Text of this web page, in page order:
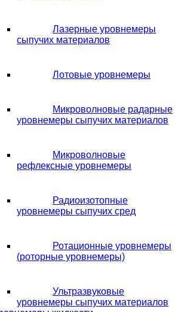
Лазерные уровнемеры
сыпучих материалов
Лотовые уровнемеры
Микроволновые радарные
уровнемеры сыпучих материалов
Микроволновые
рефлексные уровнемеры
Радиоизотопные
уровнемеры сыпучих сред
Ротационные уровнемеры
(роторные уровнемеры)
Ультразвуковые
уровнемеры сыпучих материалов